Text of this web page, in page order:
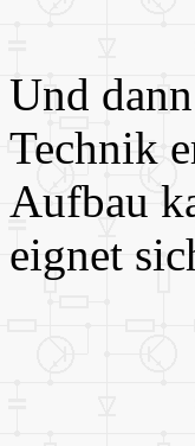
Und
Technik
Aufbau
eignet